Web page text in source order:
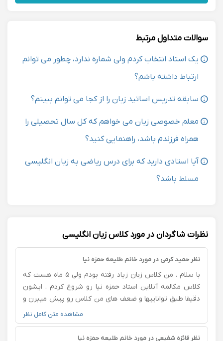
سوالات متداول مرتبط
یک استاد انتخاب کردم ولی شماره ندارد، چطور می توانم
ارتباط داشته باشم؟
سابقه تدریس اساتید زبان را از کجا می توانم ببینم؟
معلم خصوصی زبان می خواهم که کل سال تحصیلی را
همراه فرزندم باشد، راهنمایی کنید؟
آیا استادی دارید که برای درس ریاضی به زبان انگلیسی
مسلط باشد؟
نظرات شاگردان در مورد کلاس زبان انگلیسی
نظر حمید کرمی در مورد خانم طلیعه حمزه نیا
با سلام . من کلاس زبان زیاد رفته بودم ولی ۵ ماه هست که
کلاس مکالمه آنلاین استاد حمزه نیا رو شروع کردم . ایشون
دقیقا طبق تواناییها و ضعف های من کلاس رو پیش میبرن و
مطالب رو بسیار ساده توضیح میدن.درضمن با تماشای فیلم
سرکلاس و گوش دادن پادکست ها و جلسات فری دیسکاشن
واقعا به پیشرفت من کمک کرده . من اعتمادبه‌نفس صحبت
مشاهده متن کامل نظر
نظر فائزه شفیعی در مورد خانم طلیعه حمزه نیا